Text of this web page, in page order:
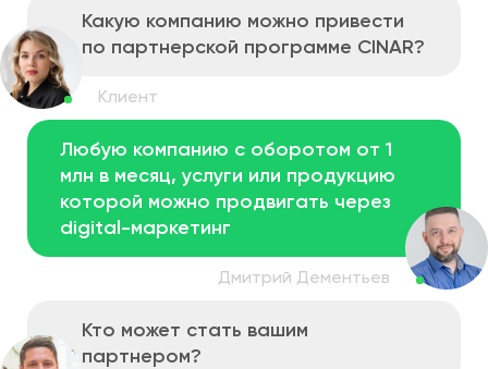
Какую компанию можно привести
по партнерской программе СINAR?
Любую компанию с оборотом от 1
млн в месяц,услуги или продукцию
которой можно продвигать через
digital-маркетинг
Кто может стать вашим
партнером?